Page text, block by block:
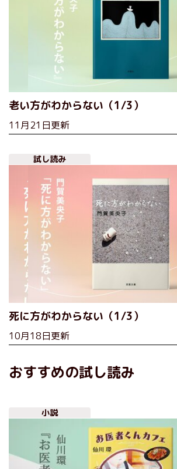
老い方がわからない（1/3）
11月21日更新
試し読み
死に方がわからない（1/3）
10月18日更新
おすすめの試し読み
小説